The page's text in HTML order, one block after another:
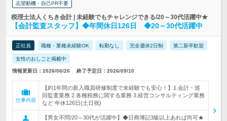
志望動機・自己PR不要
税理士法人くちき会計 | 未経験でもチャレンジできる/20～30代活躍中★
【会計監査スタッフ】◆年間休日126日 ◆20～30代活躍中
正社員 職種・業種未経験OK 転勤なし 完全週休2日制 第二新卒歓迎
女性のおしごと掲載中
情報更新日：2026/06/26 終了予定日：2026/09/10
仕事内容
【約1年間の新入職員研修制度で未経験でも安心！】1.会計・巡
回監査業務 2.各種税務に関する業務 3.経営コンサルティング業務
など 年休126日(土日祝)
【男女不問/20～30代が活躍中】◆日商簿記3級以上あれば尚可★